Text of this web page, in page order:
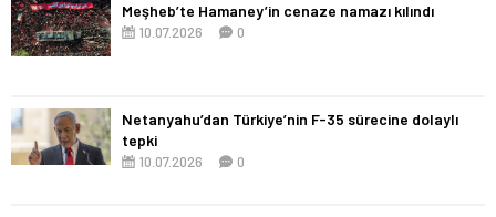
Meşheb’te Hamaney’in cenaze namazı kılındı
10.07.2026 0
Netanyahu’dan Türkiye’nin F-35 sürecine dolaylı
tepki
10.07.2026 0